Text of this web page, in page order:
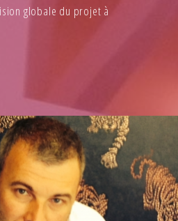
globale du projet à